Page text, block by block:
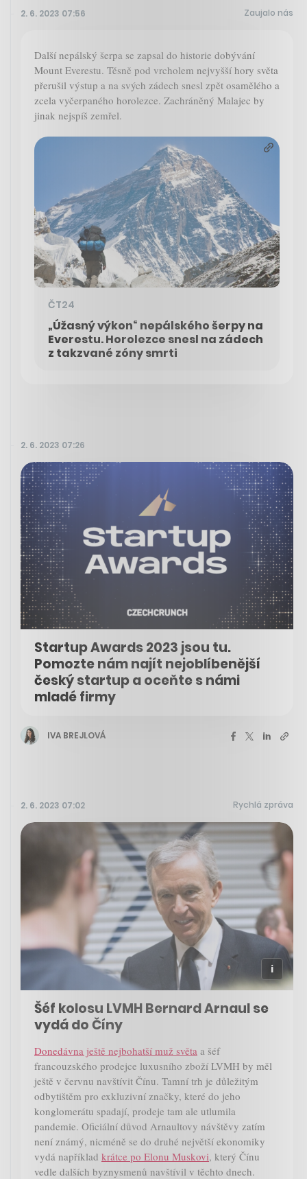
2. 6. 2023 07:56 Zaujalo nás
Další nepálský šerpa se zapsal do historie dobývání
Mount Everestu. Těsně pod vrcholem nejvyšší hory světa
přerušil výstup a na svých zádech snesl zpět osamělého a
zcela vyčerpaného horolezce. Zachráněný Malajec by
jinak nejspíš zemřel.
ČT24
„Úžasný výkon“ nepálského šerpy na
Everestu. Horolezce snesl na zádech
z takzvané zóny smrti
2. 6. 2023 07:26
Startup Awards 2023 jsou tu.
Pomozte nám najít nejoblíbenější
český startup a oceňte s námi
mladé firmy
IVA BREJLOVÁ
2. 6. 2023 07:02 Rychlá zpráva
Šéf kolosu LVMH Bernard Arnaul se
vydá do Číny
Donedávna ještě nejbohatší muž světa a šéf
francouzského prodejce luxusního zboží LVMH by měl
ještě v červnu navštívit Čínu. Tamní trh je důležitým
odbytištěm pro exkluzivní značky, které do jeho
konglomerátu spadají, prodeje tam ale utlumila
pandemie. Oficiální důvod Arnaultovy návštěvy zatím
není známý, nicméně se do druhé největší ekonomiky
vydá například krátce po Elonu Muskovi, který Čínu
vedle dalších byznysmenů navštívil v těchto dnech.